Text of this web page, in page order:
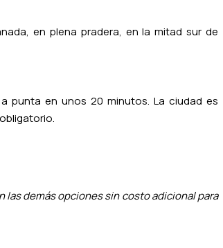
en plena pradera, en la mitad sur de
punta en unos 20 minutos. La ciudad es
las demás opciones sin costo adicional para